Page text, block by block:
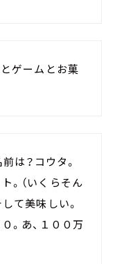
ゲームとお菓
は？コウタ。
。（いくらそん
て美味しい。
。あ、１００万